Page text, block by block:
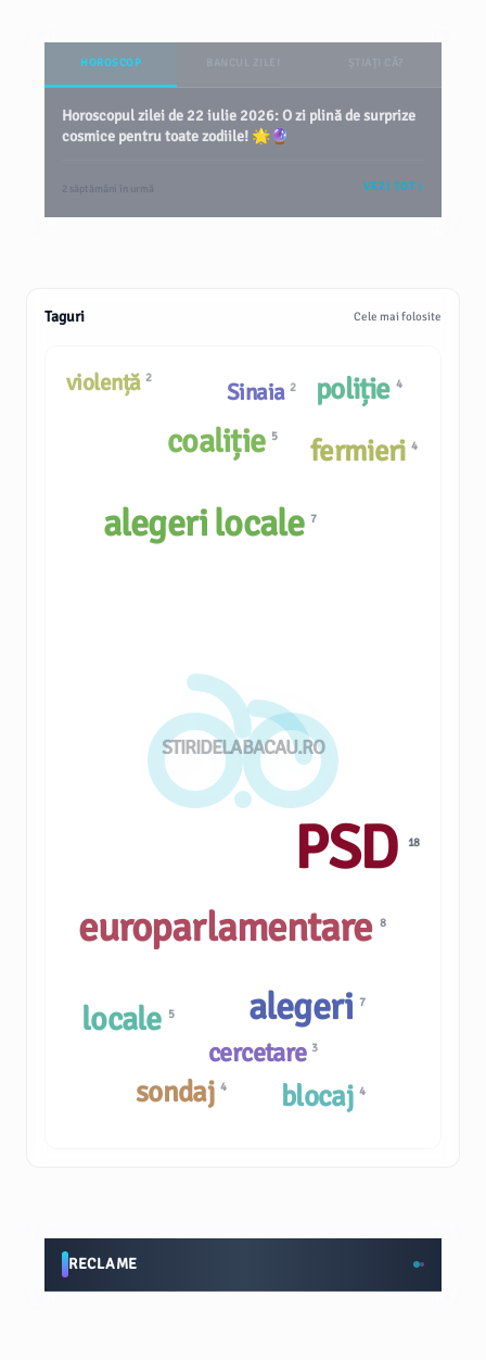
HOROSCOP
Horoscopul zilei de 22 iulie 2026: O zi plină de surprize
cosmice pentru toate zodiile! 🌟🔮
2 săptămâni în urmă VEZI TOT
Taguri Cele mai folosite
STIRIDELABACAU.RO
cercetare 3
violență 2
locale 5
blocaj4
sondaj4
PSD 18
coaliție 5
Sinaia 2
fermieri 4
europarlamentare8
alegeri locale7
poliție 4
alegeri7
RECLAME